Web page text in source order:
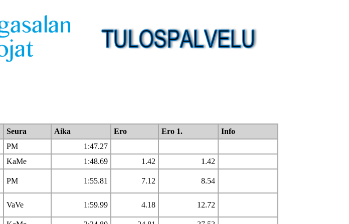
Seura Aika Ero Ero 1.
Info
PM
1:47.27
KaMe 1:48.69 1.42 1.42
PM 1:55.81 7.12 8.54
VaVe 1:59.99 4.18 12.72